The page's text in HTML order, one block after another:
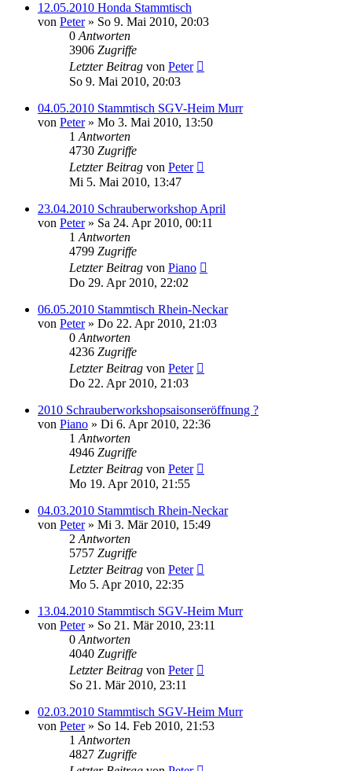
12.05.2010 Honda Stammtisch
von Peter» So 9. Mai 2010, 20:03
0 Antworten
3906 Zugriffe
Letzter Beitrag von Peter
So 9. Mai 2010, 20:03
04.05.2010 Stammtisch SGV-Heim Murr
von Peter» Mo 3. Mai 2010, 13:50
1 Antworten
4730 Zugriffe
Letzter Beitrag von Peter
Mi 5. Mai 2010, 13:47
23.04.2010 Schrauberworkshop April
von Peter» Sa 24. Apr 2010, 00:11
1 Antworten
4799 Zugriffe
Letzter Beitrag von Piano
Do 29. Apr 2010, 22:02
06.05.2010 Stammtisch Rhein-Neckar
von Peter» Do 22. Apr 2010, 21:03
0 Antworten
4236 Zugriffe
Letzter Beitrag von Peter
Do 22. Apr 2010, 21:03
2010 Schrauberworkshopsaisonseröffnung ?
von Piano » Di 6. Apr 2010, 22:36
1 Antworten
4946 Zugriffe
Letzter Beitrag von Peter
Mo 19. Apr 2010, 21:55
04.03.2010 Stammtisch Rhein-Neckar
von Peter» Mi 3. Mär 2010, 15:49
2 Antworten
5757 Zugriffe
Letzter Beitrag von Peter
Mo 5. Apr 2010, 22:35
13.04.2010 Stammtisch SGV-Heim Murr
von Peter» So 21. Mär 2010, 23:11
0 Antworten
4040 Zugriffe
Letzter Beitrag von Peter
So 21. Mär 2010, 23:11
02.03.2010 Stammtisch SGV-Heim Murr
von Peter» So 14. Feb 2010, 21:53
1 Antworten
4827 Zugriffe